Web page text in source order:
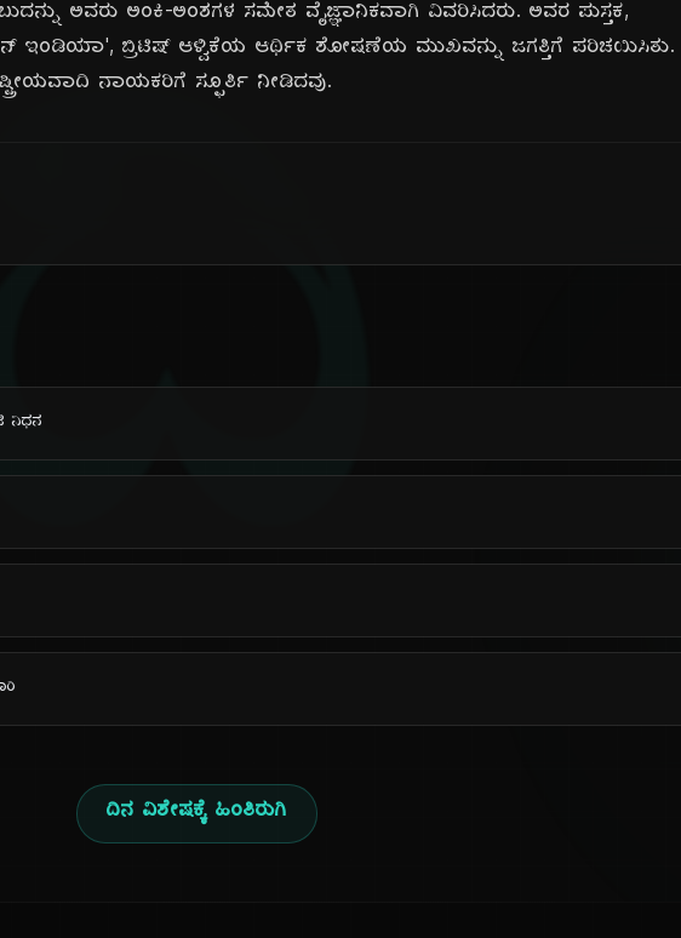
ಅವರು ಅಂಕಿ-ಅಂಶಗಳ ಸಮೇತ ವೈಜ್ಞಾನಿಕವಾಗಿ ವಿವರಿಸಿದರು. ಅವರ ಪುಸ್ತಕ,
ಇಂಡಿಯಾ', ಬ್ರಿಟಿಷ್ ಆಳ್ವಿಕೆಯ ಆರ್ಥಿಕ ಶೋಷಣೆಯ ಮುಖವನ್ನು ಜಗತ್ತಿಗೆ ಪರಿಚಯಿಸಿತು.
ನಾಯಕರಿಗೆ ಸ್ಫೂರ್ತಿ ನೀಡಿದವು.
ನಿಧನ
ದಿನ ವಿಶೇಷಕ್ಕೆ ಹಿಂತಿರುಗಿ